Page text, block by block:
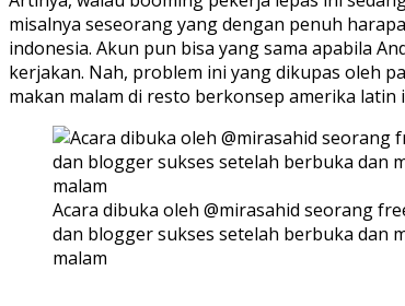
misalnya seseorang yang dengan penuh
indonesia. Akun pun bisa yang sama apabila
kerjakan. Nah, problem ini yang dikupas oleh
makan malam di resto berkonsep amerika latin
Acara dibuka oleh @mirasahid seorang
dan blogger sukses setelah berbuka dan
malam